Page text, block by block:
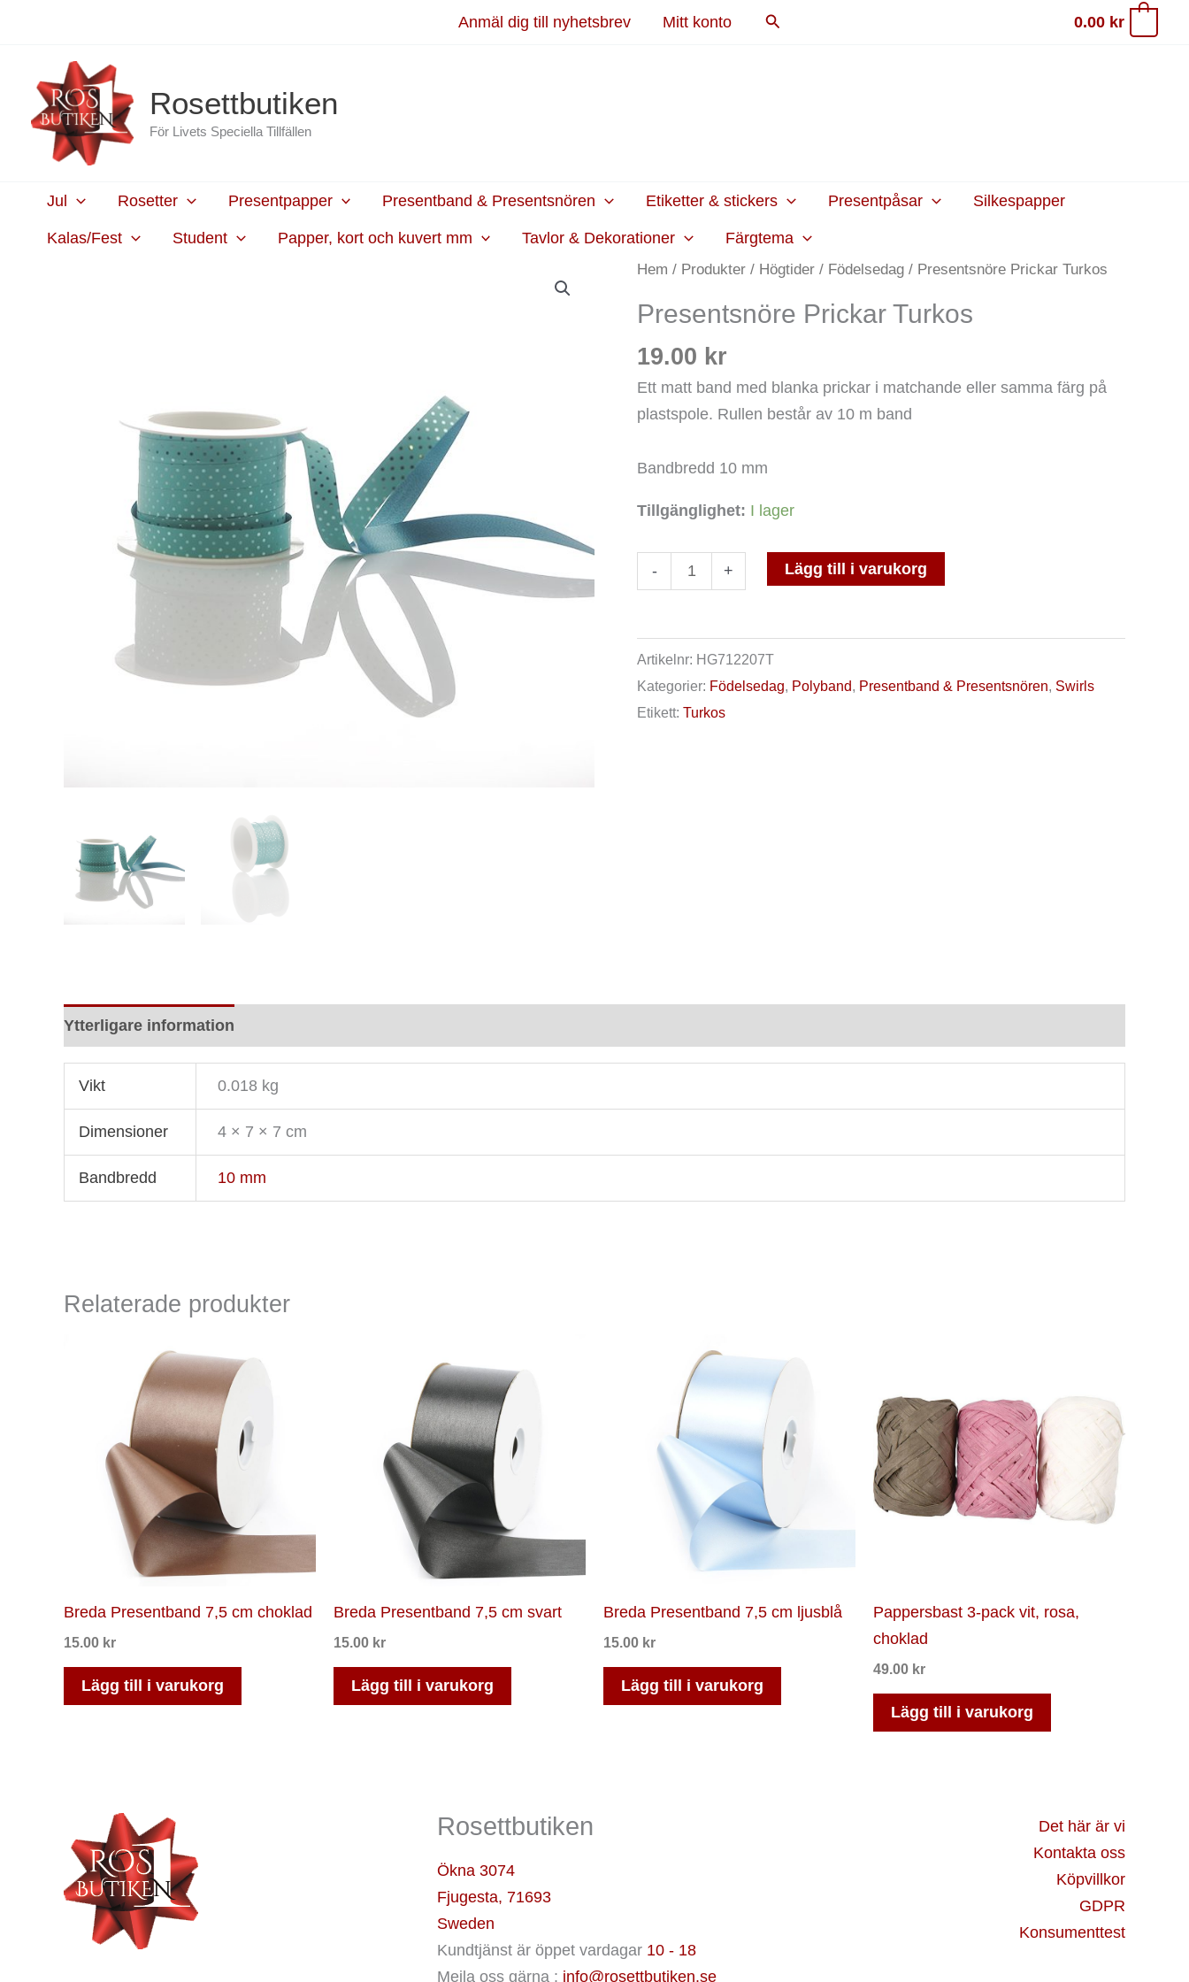
Anmäl dig till nyhetsbrev Mitt konto Sök 0.00 kr
Rosettbutiken
För Livets Speciella Tillfällen
Jul Rosetter Presentpapper Presentband & Presentsnören Etiketter & stickers Presentpåsar Silkespapper
Kalas/Fest Student Papper, kort och kuvert mm Tavlor & Dekorationer Färgtema
Hem / Produkter / Högtider / Födelsedag / Presentsnöre Prickar Turkos
Presentsnöre Prickar Turkos
19.00 kr
Ett matt band med blanka prickar i matchande eller samma färg på
plastspole. Rullen består av 10 m band
Bandbredd 10 mm
Tillgänglighet: I lager
-
Presentsnöre
Turkos
mängd
+ Lägg till i varukorg
Artikelnr: HG712207T
Kategorier: Födelsedag, Polyband, Presentband & Presentsnören, Swirls
Etikett: Turkos
Ytterligare information
Vikt 0.018 kg
Dimensioner 4 × 7 × 7 cm
Bandbredd 10 mm
Relaterade produkter
Breda Presentband 7,5 cm choklad
15.00 kr
Lägg till i varukorg
Breda Presentband 7,5 cm svart
15.00 kr
Lägg till i varukorg
Breda Presentband 7,5 cm ljusblå
15.00 kr
Lägg till i varukorg
Pappersbast 3-pack vit, rosa,
choklad
49.00 kr
Lägg till i varukorg
Rosettbutiken
Ökna 3074
Fjugesta, 71693
Sweden
Kundtjänst är öppet vardagar 10 - 18
Mejla oss gärna : info@rosettbutiken.se
Det här är vi
Kontakta oss
Köpvillkor
GDPR
Konsumenttest